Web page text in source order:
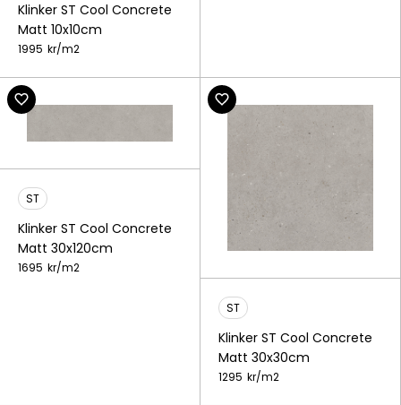
Klinker ST Cool Concrete
Matt 10x10cm
1995 kr/m2
ST
Klinker ST Cool Concrete
Matt 30x120cm
1695 kr/m2
ST
Klinker ST Cool Concrete
Matt 30x30cm
1295 kr/m2